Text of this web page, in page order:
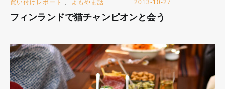
買い付けレポート よもやま話 2013-10-27
フィンランドで猫チャンピオンと会う